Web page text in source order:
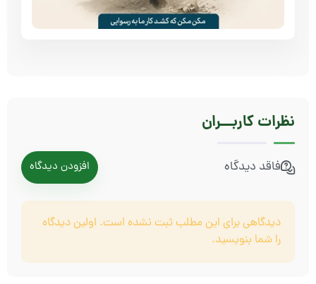
نظراتکاربـــران
فاقد دیدگاه افزودن دیدگاه
دیدگاهی برای این مطلب ثبت نشده است. اولین دیدگاه
را شما بنویسید.